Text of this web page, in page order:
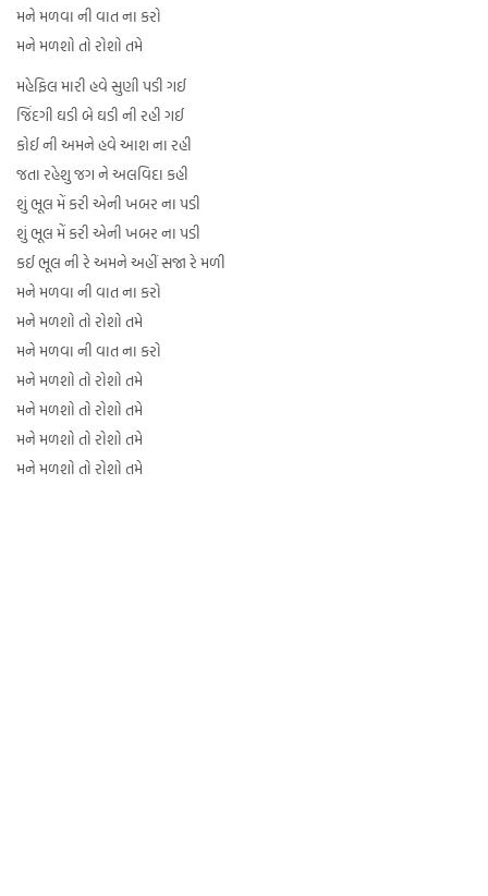
મને મળવા ની વાત ના કરો
મને મળશો તો રોશો તમે
મહેફિલ મારી હવે સુણી પડી ગઈ
જિંદગી ઘડી બે ઘડી ની રહી ગઈ
કોઈ ની અમને હવે આશ ના રહી
જતા રહેશુ જગ ને અલવિદા કહી
શું ભૂલ મેં કરી એની ખબર ના પડી
શું ભૂલ મેં કરી એની ખબર ના પડી
કઈ ભૂલ ની રે અમને અહીં સજા રે મળી
મને મળવા ની વાત ના કરો
મને મળશો તો રોશો તમે
મને મળવા ની વાત ના કરો
મને મળશો તો રોશો તમે
મને મળશો તો રોશો તમે
મને મળશો તો રોશો તમે
મને મળશો તો રોશો તમે